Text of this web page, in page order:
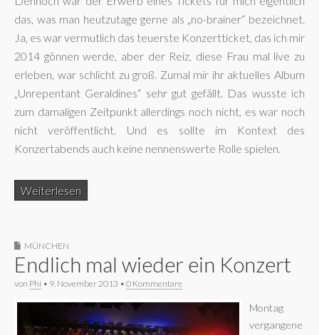
das, was man heutzutage gerne als „no-brainer“ bezeichnet.
Ja, es war vermutlich das teuerste Konzertticket, das ich mir
2014 gönnen werde, aber der Reiz, diese Frau mal live zu
erleben, war schlicht zu groß. Zumal mir ihr aktuelles Album
„Unrepentant Geraldines“ sehr gut gefällt. Das wusste ich
zum damaligen Zeitpunkt allerdings noch nicht, es war noch
nicht veröffentlicht. Und es sollte im Kontext des
Konzertabends auch keine nennenswerte Rolle spielen.
Weiterlesen
MÜNCHEN
Endlich mal wieder ein Konzert
von Phi • 9. November 2013 • 0 Kommentare
Montag
vergangene